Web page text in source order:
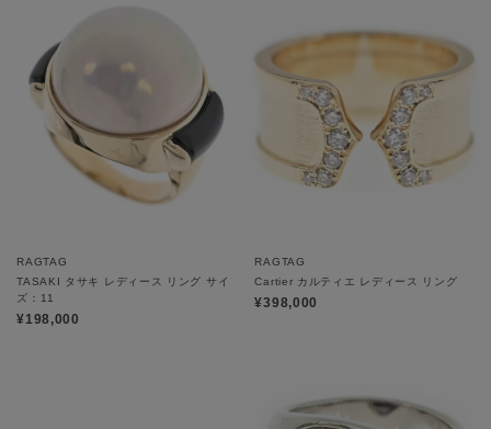
RAGTAG
TASAKI タサキ レディース リング サイ
ズ：11
¥198,000
RAGTAG
Cartier カルティエ レディース リング
¥398,000